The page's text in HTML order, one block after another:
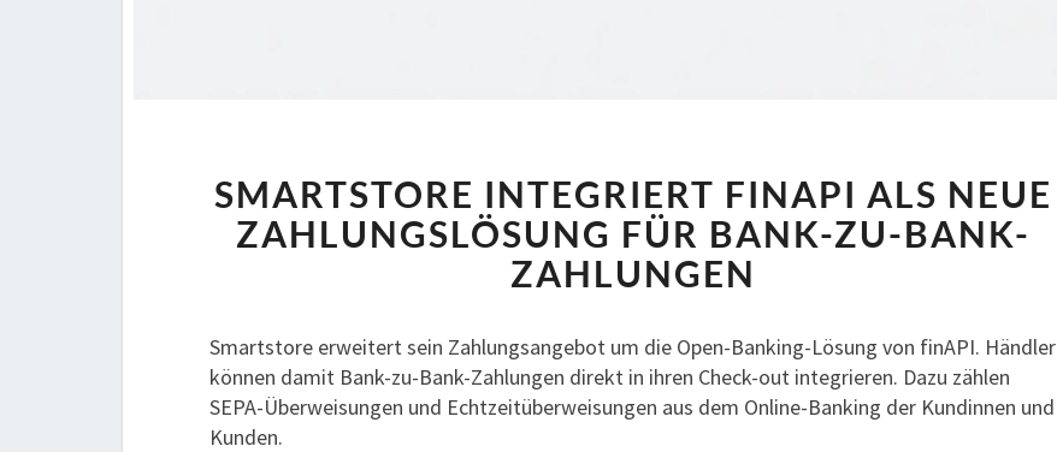
INTEGRIERT
FINAPI
ALS
NEUE
FÜR
BANK-
ZU-
SMARTSTORE INTEGRIERT FINAPI ALS NEUE
ZAHLUNGSLÖSUNG FÜR BANK-ZU-BANK-
ZAHLUNGEN
Smartstore erweitert sein Zahlungsangebot um die Open-Banking-Lösung von finAPI. Händler
können damit Bank-zu-Bank-Zahlungen direkt in ihren Check-out integrieren. Dazu zählen
SEPA-Überweisungen und Echtzeitüberweisungen aus dem Online-Banking der Kundinnen und
Kunden.